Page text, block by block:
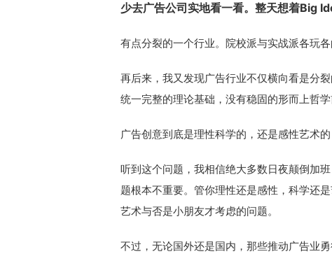
少去广告公司实地看一看。整天想着Big
有点分裂的一个行业。院校派与实战派各玩
再后来，我又发现广告行业不仅横向看是分
统一完整的理论基础，没有稳固的形而上哲
广告创意到底是理性科学的，还是感性艺术
听到这个问题，我相信绝大多数日夜颠倒加
题根本不重要。管你理性还是感性，科学还
艺术与否是小朋友才考虑的问题。
不过，无论国外还是国内，那些推动广告业